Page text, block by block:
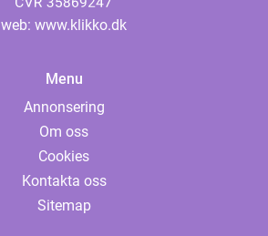
web: www.klikko.dk
Menu
Annonsering
Om oss
Cookies
Kontakta oss
Sitemap